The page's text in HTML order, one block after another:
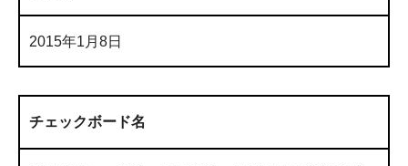
2015年1月8日
チェックボード名